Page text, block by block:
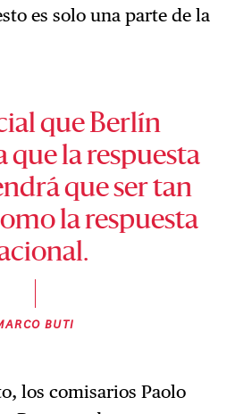
es solo una parte de la
que Berlín
la respuesta
que ser tan
la respuesta
BUTI
los comisarios Paolo